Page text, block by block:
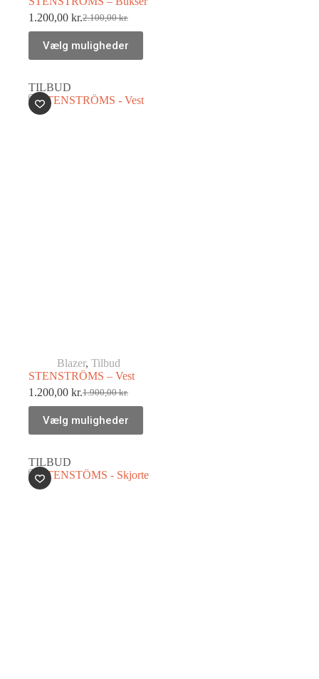
2.100,00kr.
1.200,00 kr.
Vælg muligheder
TILBUD
Blazer, Tilbud
STENSTRÖMS – Vest
1.900,00kr.
1.200,00 kr.
Vælg muligheder
TILBUD